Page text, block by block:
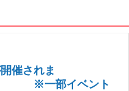
催されま
ベント